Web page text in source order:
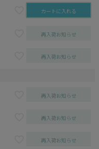
カートに入れる
再入荷お知らせ
再入荷お知らせ
再入荷お知らせ
再入荷お知らせ
再入荷お知らせ